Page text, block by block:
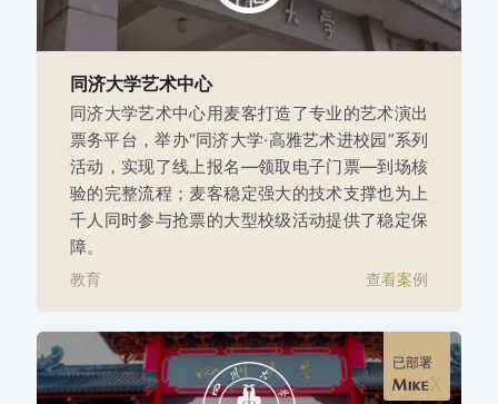
同济大学艺术中心
同济大学艺术中心用麦客打造了专业的艺术演出
票务平台，举办“同济大学·高雅艺术进校园”系列
活动，实现了线上报名—领取电子门票—到场核
验的完整流程；麦客稳定强大的技术支撑也为上
千人同时参与抢票的大型校级活动提供了稳定保
障。
教育 查看案例
已部署